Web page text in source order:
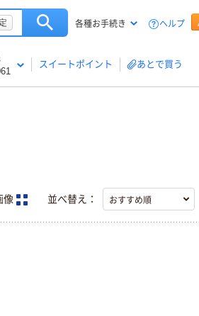
各種お手続き ヘルプ
スイートポイント あとで買う
像 並べ替え：